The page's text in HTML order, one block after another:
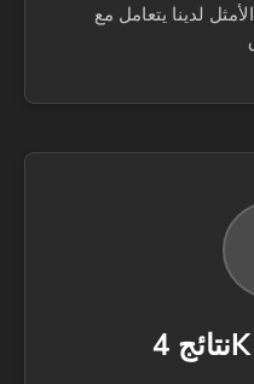
الأمثل لدينا يتعامل مع textures المعقدة بسرعة